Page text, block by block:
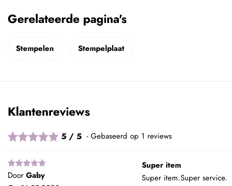
Gerelateerde pagina's
Stempelen Stempelplaat
Klantenreviews
5 / 5 Gebaseerd op 1 reviews
Door Gaby
Super item
Super item.Super service.